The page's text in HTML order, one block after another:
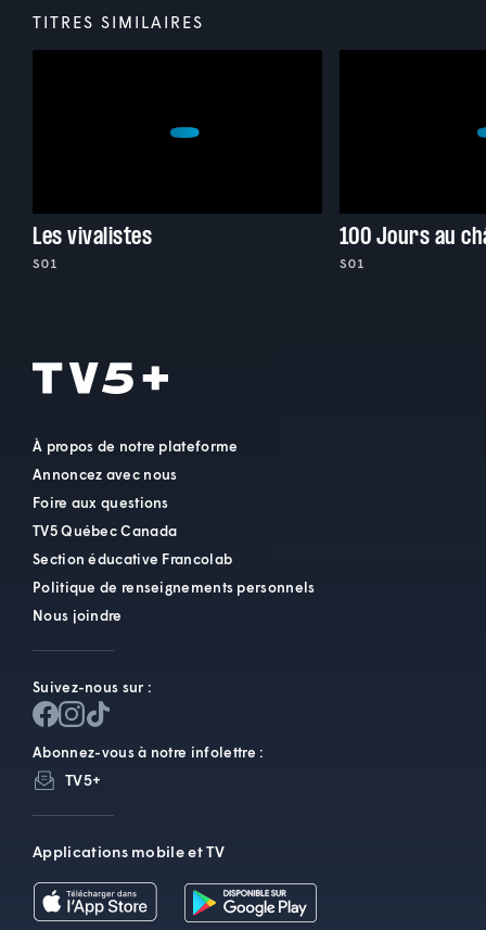
TITRES SIMILAIRES
Les vivalistes
S01 S01
À propos de notre plateforme
Annoncez avec nous
Foire aux questions
TV5 Québec Canada
Section éducative Francolab
Politique de renseignements personnels
Nous joindre
Suivez-nous sur :
Abonnez-vous à notre infolettre :
TV5+
Applications mobile et TV